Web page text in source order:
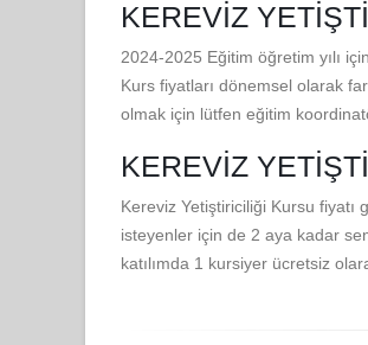
KEREVIZ
2024-2025 Eğitim öğretim yılı
Kurs fiyatları dönemsel olarak
olmak için lütfen eğitim
KEREVIZ
Kereviz Yetiştiriciliği Kursu fiyatı
isteyenler için de 2 aya kadar
katılımda 1 kursiyer ücretsiz